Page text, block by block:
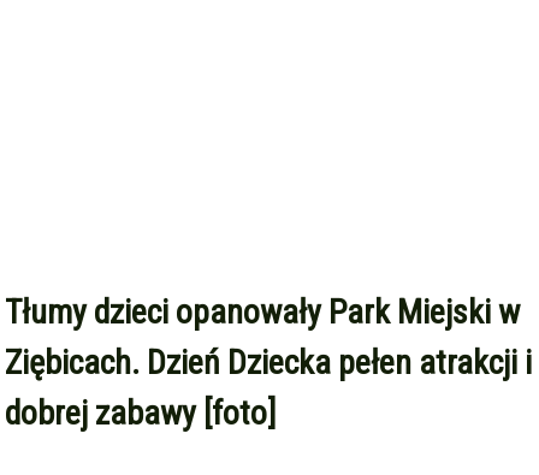
Tłumy dzieci opanowały Park Miejski w
Ziębicach. Dzień Dziecka pełen atrakcji i
dobrej zabawy [foto]